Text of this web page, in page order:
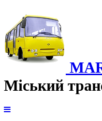
Міський